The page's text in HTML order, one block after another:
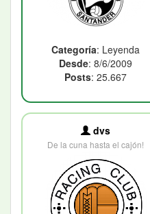
Categoría: Leyenda
Desde: 8/6/2009
Posts: 25.667
dvs
De la cuna hasta el cajón!